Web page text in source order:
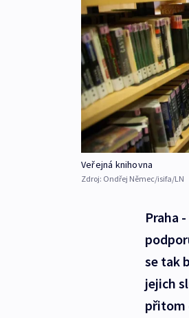
Veřejná knihovna
Zdroj: Ondřej Němec/isifa/LN
Praha
se tak
jejich
přitom